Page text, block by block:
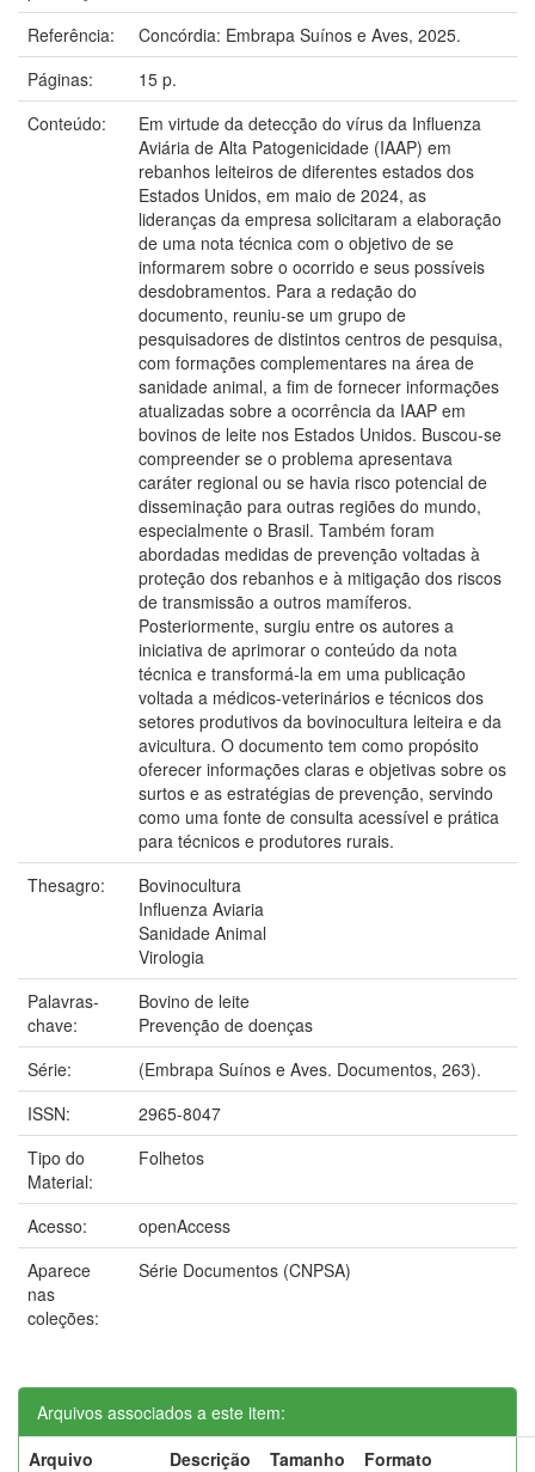
Referência:
Concórdia: Embrapa Suínos e Aves, 2025.
Páginas:
15 p.
Conteúdo:
Em virtude da detecção do vírus da Influenza
Aviária de Alta Patogenicidade (IAAP) em
rebanhos leiteiros de diferentes estados dos
Estados Unidos, em maio de 2024, as
lideranças da empresa solicitaram a elaboração
de uma nota técnica com o objetivo de se
informarem sobre o ocorrido e seus possíveis
desdobramentos. Para a redação do
documento, reuniu-se um grupo de
pesquisadores de distintos centros de pesquisa,
com formações complementares na área de
sanidade animal, a fim de fornecer informações
atualizadas sobre a ocorrência da IAAP em
bovinos de leite nos Estados Unidos. Buscou-se
compreender se o problema apresentava
caráter regional ou se havia risco potencial de
disseminação para outras regiões do mundo,
especialmente o Brasil. Também foram
abordadas medidas de prevenção voltadas à
proteção dos rebanhos e à mitigação dos riscos
de transmissão a outros mamíferos.
Posteriormente, surgiu entre os autores a
iniciativa de aprimorar o conteúdo da nota
técnica e transformá-la em uma publicação
voltada a médicos-veterinários e técnicos dos
setores produtivos da bovinocultura leiteira e da
avicultura. O documento tem como propósito
oferecer informações claras e objetivas sobre os
surtos e as estratégias de prevenção, servindo
como uma fonte de consulta acessível e prática
para técnicos e produtores rurais.
Thesagro:
Bovinocultura
Influenza Aviaria
Sanidade Animal
Virologia
Palavras-
chave:
Bovino de leite
Prevenção de doenças
Série:
(Embrapa Suínos e Aves. Documentos, 263).
ISSN:
2965-8047
Tipo do
Material:
Folhetos
Acesso:
openAccess
Aparece
nas
coleções:
Série Documentos (CNPSA)
Arquivos associados a este item:
Arquivo
Descrição Tamanho
Formato